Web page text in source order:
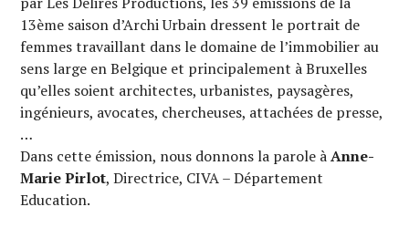
13ème saison d’Archi Urbain dressent le portrait de
femmes travaillant dans le domaine de l’immobilier au
sens large en Belgique et principalement à Bruxelles
qu’elles soient architectes, urbanistes, paysagères,
ingénieurs, avocates, chercheuses, attachées de presse,
…
Dans cette émission, nous donnons la parole àAnne-
Marie Pirlot, Directrice, CIVA – Département
Education.